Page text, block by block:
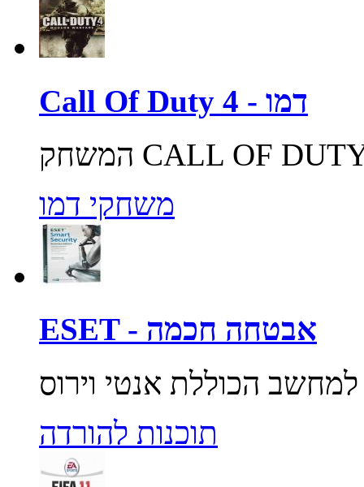
Call Of Duty 4 - דמו
משחקי דמו
ESET - אבטחה חכמה
תוכנות להורדה